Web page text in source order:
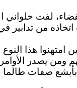
لفت حلواني
من تدابير
حديث خاص لموقع "14 آذار" أن "هناك
يصدر الأوامر
صفات